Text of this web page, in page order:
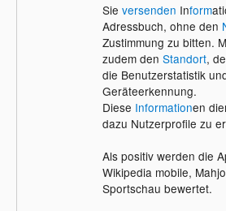
Sie versenden Inform
Adressbuch, ohne den
Zustimmung zu bitten.
zudem den Standort,
die Benutzerstatistik
Geräteerkennung.
Diese Informationen
dazu Nutzerprofile zu
Als positiv werden die
Wikipedia mobile,
Sportschau bewertet.